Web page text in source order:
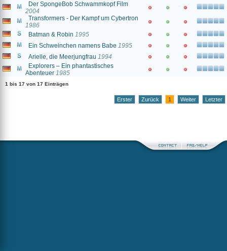
Der SpongeBob Schwammkopf Film
2004
Transformers - Der Kampf um Cybertron
1986
Batman & Robin 1995
Ein Schweinchen namens Babe 1995
Arielle, die Meerjungfrau 1994
Explorers – Ein phantastisches
Abenteuer 1985
1 bis 17 von 17 Einträgen
Erster Zurück 1 Weiter Letzter